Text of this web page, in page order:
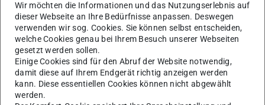
Wir möchten die Informationen und das Nutzungserlebnis auf
dieser Webseite an Ihre Bedürfnisse anpassen. Deswegen
verwenden wir sog. Cookies. Sie können selbst entscheiden,
welche Cookies genau bei Ihrem Besuch unserer Webseiten
gesetzt werden sollen.
Einige Cookies sind für den Abruf der Website notwendig,
damit diese auf Ihrem Endgerät richtig anzeigen werden
kann. Diese essentiellen Cookies können nicht abgewählt
werden.